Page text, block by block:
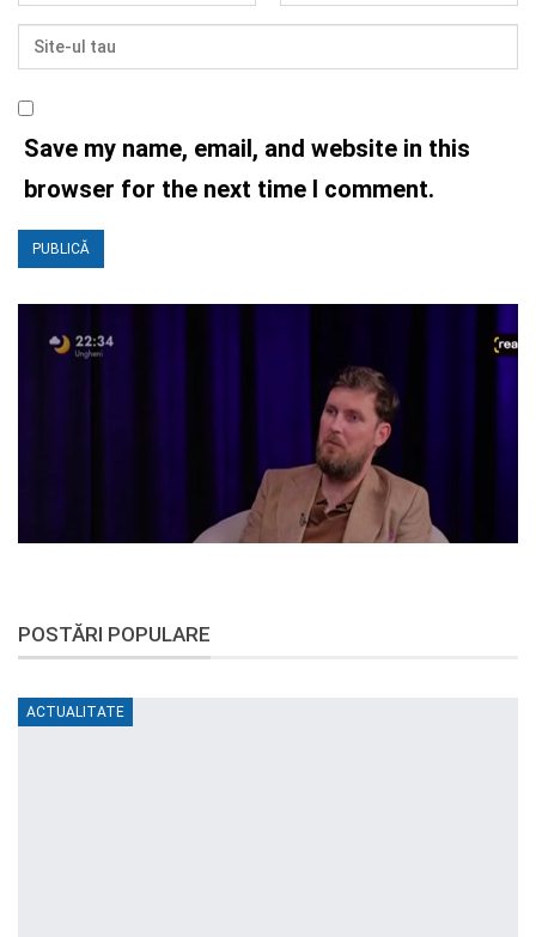
Save my name, email, and website in this
browser for the next time I comment.
POSTĂRI POPULARE
ACTUALITATE